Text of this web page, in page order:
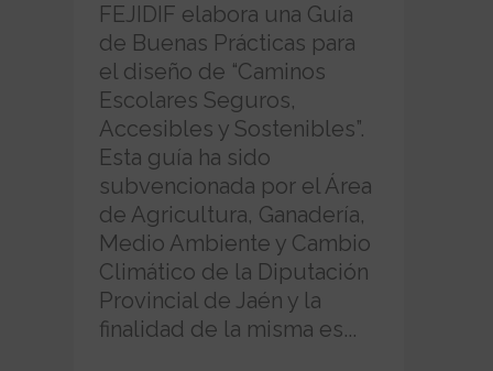
FEJIDIF elabora una Guía
de Buenas Prácticas para
el diseño de “Caminos
Escolares Seguros,
Accesibles y Sostenibles”.
Esta guía ha sido
subvencionada por el Área
de Agricultura, Ganadería,
Medio Ambiente y Cambio
Climático de la Diputación
Provincial de Jaén y la
finalidad de la misma es...